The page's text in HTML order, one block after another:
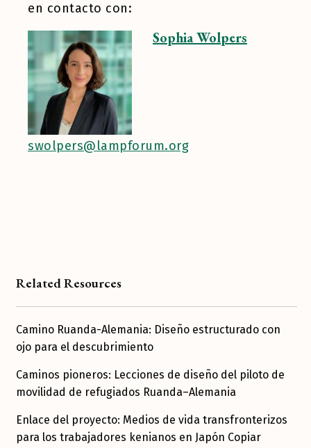
en contacto con:
Sophia Wolpers
swolpers@lampforum.org
Related Resources
Camino Ruanda-Alemania: Diseño estructurado con
ojo para el descubrimiento
Caminos pioneros: Lecciones de diseño del piloto de
movilidad de refugiados Ruanda–Alemania
Enlace del proyecto: Medios de vida transfronterizos
para los trabajadores kenianos en Japón Copiar